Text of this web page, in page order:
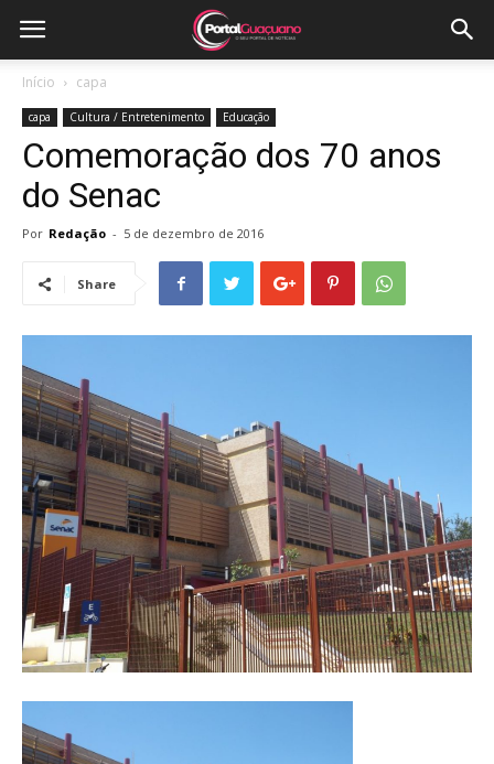
Início capa
capa Cultura / Entretenimento Educação
Comemoração dos 70 anos
do Senac
Por Redação - 5 de dezembro de 2016
Share